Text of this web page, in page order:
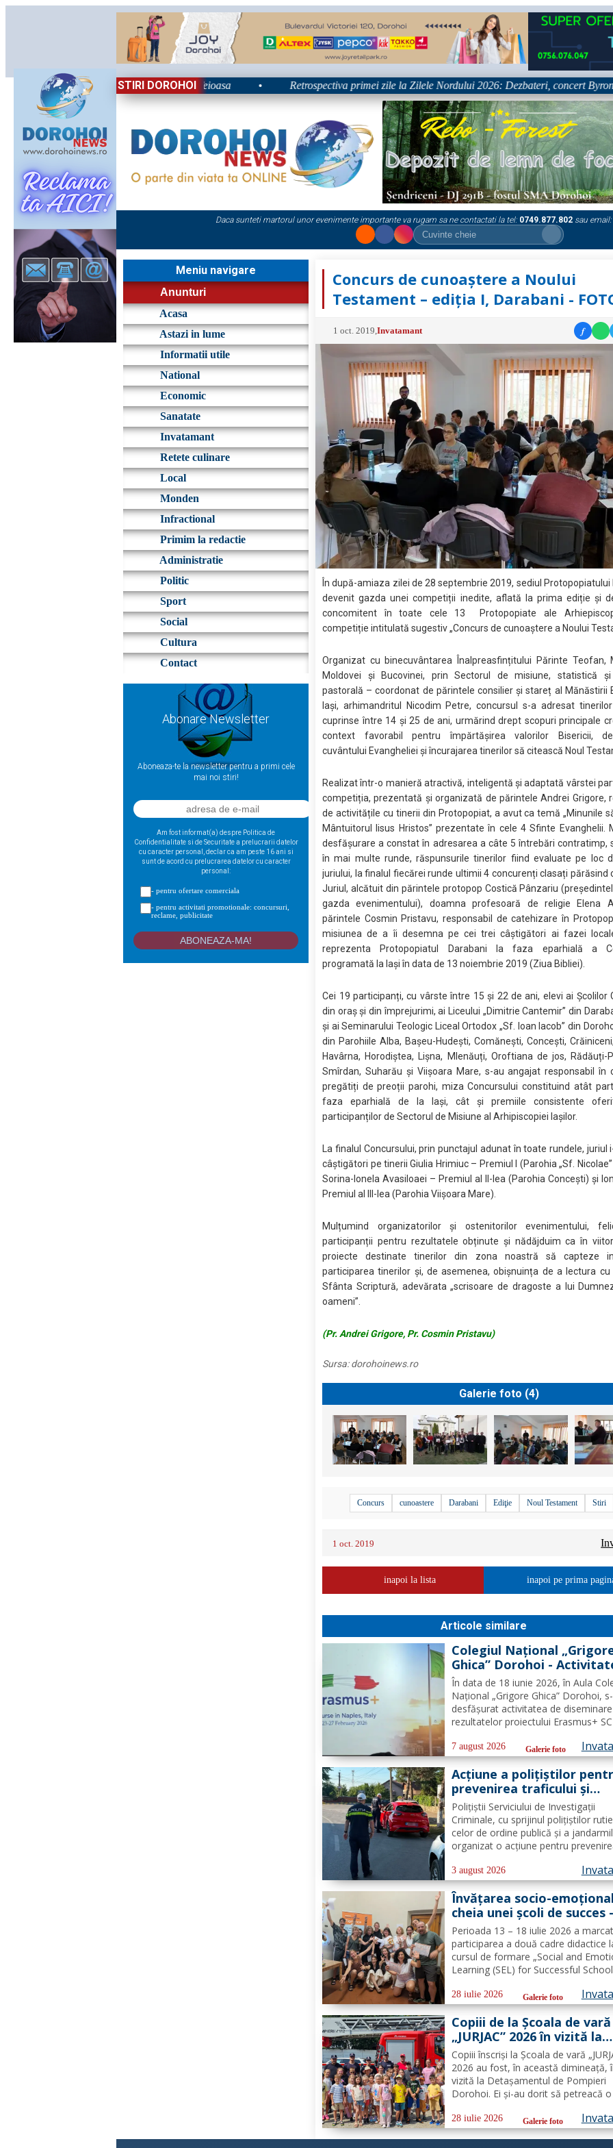
STIRI DOROHOI
Energie și nostalgie în Poiana Teioasa • Retrospectiva primei zile la Zilele Nordului 2026: Dezbateri, concert Byron și
Daca sunteti martorul unor evenimente importante va rugam sa ne contactati la tel: 0749.877.802 sau email:
Meniu navigare
Anunturi
Acasa
Astazi in lume
Informatii utile
National
Economic
Sanatate
Invatamant
Retete culinare
Local
Monden
Infractional
Primim la redactie
Administratie
Politic
Sport
Social
Cultura
Contact
Abonare Newsletter
Aboneaza-te la newsletter pentru a primi cele
mai noi stiri!
Am fost informat(a) despre Politica de
Confidentialitate si de Securitate a prelucrarii datelor
cu caracter personal, declar ca am peste 16 ani si
sunt de acord cu prelucrarea datelor cu caracter
personal:
- pentru ofertare comerciala
- pentru activitati promotionale: concursuri,
reclame, publicitate
Concurs de cunoaștere a Noului
Testament – ediția I, Darabani -
1 oct. 2019 ,Invatamant f
În după-amiaza zilei de 28 septembrie 2019, sediul Protopopiatului
devenit gazda unei competiții inedite, aflată la prima ediție și
concomitent în toate cele 13 Protopopiate ale
competiție intitulată sugestiv „Concurs de cunoaștere a Noului
Organizat cu binecuvântarea Înalpreasfințitului Părinte Teofan,
Moldovei și Bucovinei, prin Sectorul de misiune, statistică și
pastorală – coordonat de părintele consilier și stareț al Mănăstirii
Iași, arhimandritul Nicodim Petre, concursul s-a adresat
cuprinse între 14 și 25 de ani, urmărind drept scopuri principale
context favorabil pentru împărtășirea valorilor Bisericii,
cuvântului Evangheliei și încurajarea tinerilor să citească Noul
Realizat într-o manieră atractivă, inteligentă și adaptată vârstei
competiția, prezentată și organizată de părintele Andrei Grigore,
de activitățile cu tinerii din Protopopiat, a avut ca temă „Minunile
Mântuitorul Iisus Hristos” prezentate în cele 4 Sfinte Evanghelii.
desfășurare a constat în adresarea a câte 5 întrebări contratimp,
în mai multe runde, răspunsurile tinerilor fiind evaluate pe loc
juriului, la finalul fiecărei runde ultimii 4 concurenți clasați părăsind
Juriul, alcătuit din părintele protopop Costică Pânzariu
gazda evenimentului), doamna profesoară de religie Elena
părintele Cosmin Pristavu, responsabil de catehizare în
misiunea de a îi desemna pe cei trei câștigători ai fazei
reprezenta Protopopiatul Darabani la faza eparhială a
programată la Iași în data de 13 noiembrie 2019 (Ziua Bibliei).
Cei 19 participanți, cu vârste între 15 și 22 de ani, elevi ai Școlilor
din oraș și din împrejurimi, ai Liceului „Dimitrie Cantemir” din
și ai Seminarului Teologic Liceal Ortodox „Sf. Ioan Iacob” din
din Parohiile Alba, Bașeu-Hudești, Comănești, Concești,
Havârna, Horodiștea, Lișna, Mlenăuți, Oroftiana de jos, Rădăuți-
Smîrdan, Suharău și Viișoara Mare, s-au angajat responsabil în
pregătiți de preoții parohi, miza Concursului constituind atât
faza eparhială de la Iași, cât și premiile consistente
participanților de Sectorul de Misiune al Arhipiscopiei Iașilor.
La finalul Concursului, prin punctajul adunat în toate rundele, juriul
câștigători pe tinerii Giulia Hrimiuc – Premiul I (Parohia „Sf.
Sorina-Ionela Avasiloaei – Premiul al II-lea (Parohia Concești) și
Premiul al III-lea (Parohia Viișoara Mare).
Mulțumind organizatorilor și ostenitorilor evenimentului,
participanții pentru rezultatele obținute și nădăjduim ca în
proiecte destinate tinerilor din zona noastră să capteze
participarea tinerilor și, de asemenea, obișnuința de a lectura
Sfânta Scriptură, adevărata „scrisoare de dragoste a lui
oameni”.
(Pr. Andrei Grigore, Pr. Cosmin Pristavu)
Sursa:dorohoinews.ro
Galerie foto (4)
Concurs cunoastere Darabani Ediţie Noul Testament Stiri
1 oct. 2019
inapoi la lista inapoi pe prima
Articole similare
Colegiul Național
Ghica” Dorohoi -
diseminare a rezultatelor
proiectului Erasmus+ SCH,
2025-1-RO01-KA121-SCH-
000333361
În data de 18 iunie 2026, în Aula
Național „Grigore Ghica” Dorohoi,
desfășurat activitatea de
rezultatelor proiectului Erasmus+
000333361, organizată de
doamna Hrab Cristina, și secretarul
unității, doamna Alexa...
7 august 2026 Galerie foto
Acțiune a polițiștilor
prevenirea traficului și
furturilor de autovehicule
Polițiștii Serviciului de Investigații
Criminale, cu sprijinul polițiștilor
celor de ordine publică și a
organizat o acțiune pentru
precum și pentru combaterea
furturilor de autovehicule, pe raza...
3 august 2026
Învățarea socio-
cheia unei școli de succes -
Formare Erasmus+ pentru
două cadre didactice de la
Școala Gimnazială „Spiru
Haret” Dorohoi - FOTO
Perioada 13 – 18 iulie 2026 a marcat
participarea a două cadre didactice
cursul de formare „Social and
Learning (SEL) for Successful
Italia, finanțat prin programul de
Acreditare Erasmus +, domeniul
școlară număr de referință...
28 iulie 2026 Galerie foto
Copiii de la Școala de vară
„JURJAC” 2026 în vizită la
Detașamentul de
Dorohoi - FOTO
Copiii înscriși la Școala de vară
2026 au fost, în această dimineață,
vizită la Detașamentul de Pompieri
Dorohoi. Ei și-au dorit să petreacă o
intervențiile la care au participat și
oamenii pe care i-au ajutat de-a
28 iulie 2026 Galerie foto